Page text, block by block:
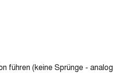
führen (keine Sprünge - analog